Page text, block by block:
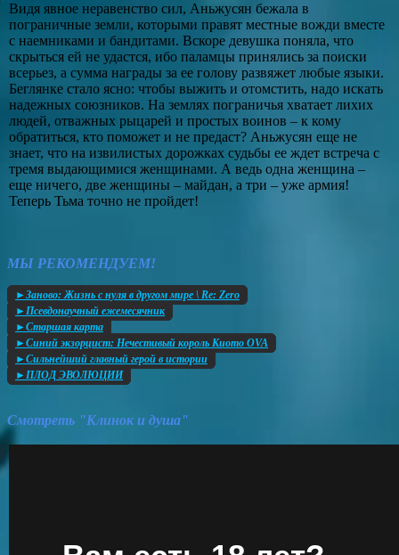
Видя явное неравенство сил, Аньжусян бежала в
пограничные земли, которыми правят местные вожди вместе
с наемниками и бандитами. Вскоре девушка поняла, что
скрыться ей не удастся, ибо паламцы принялись за поиски
всерьез, а сумма награды за ее голову развяжет любые языки.
Беглянке стало ясно: чтобы выжить и отомстить, надо искать
надежных союзников. На землях пограничья хватает лихих
людей, отважных рыцарей и простых воинов – к кому
обратиться, кто поможет и не предаст? Аньжусян еще не
знает, что на извилистых дорожках судьбы ее ждет встреча с
тремя выдающимися женщинами. А ведь одна женщина –
еще ничего, две женщины – майдан, а три – уже армия!
Теперь Тьма точно не пройдет!
МЫ РЕКОМЕНДУЕМ!
►Заново: Жизнь с нуля в другом мире \ Re: Zero
►Псевдонаучный ежемесячник
►Старшая карта
►Синий экзорцист: Нечестивый король Киото OVA
►Сильнейший главный герой в истории
►ПЛОД ЭВОЛЮЦИИ
Смотреть "Клинок и душа"